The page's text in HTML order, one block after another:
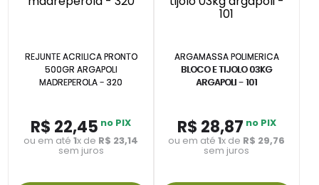
REJUNTE ACRILICA PRONTO
500GR ARGAPOLI
MADREPEROLA - 320
R$ 22,45 no PIX
ou em até1x de R$ 23,14
sem juros
ARGAMASSA POLIMERICA
BLOCO E TIJOLO 03KG
ARGAPOLI - 101
R$ 28,87 no PIX
ou em até1x de R$ 29,76
sem juros